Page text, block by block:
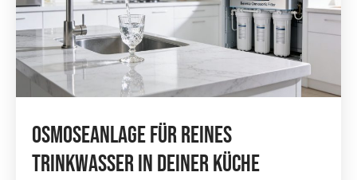
Osmoseanlage Für Reines
Trinkwasser In Deiner Küche